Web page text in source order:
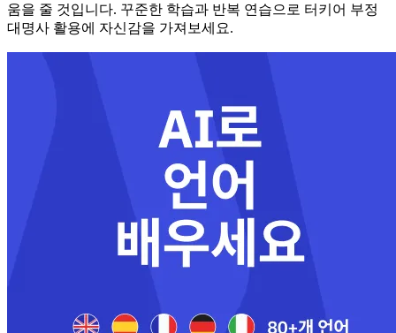
움을 줄 것입니다. 꾸준한 학습과 반복 연습으로 터키어 부정
대명사 활용에 자신감을 가져보세요.